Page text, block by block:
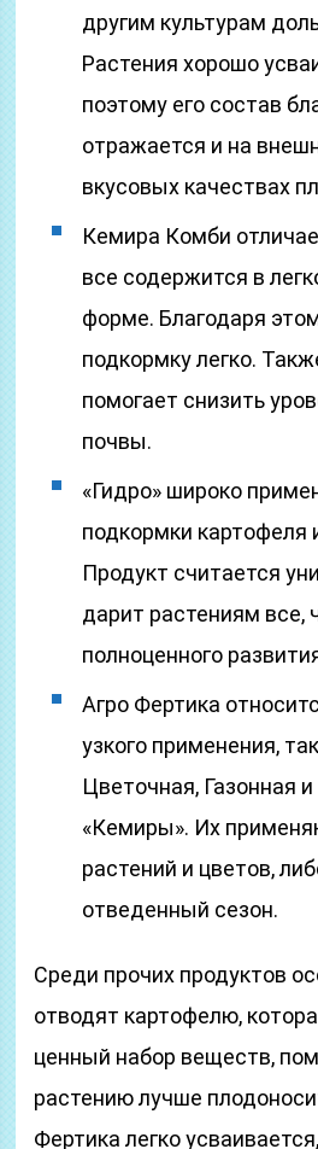
другим культурам
Растения хорошо
поэтому его состав
отражается и на
вкусовых качествах
Кемира Комби
все содержится в
форме. Благодаря
подкормку легко.
помогает снизить
почвы.
«Гидро» широко
подкормки картофеля
Продукт считается
дарит растениям все,
полноценного
Агро Фертика
узкого применения,
Цветочная, Газонная
«Кемиры». Их
растений и цветов,
отведенный сезон.
Среди прочих продуктов
отводят картофелю,
ценный набор веществ,
растению лучше
Фертика легко